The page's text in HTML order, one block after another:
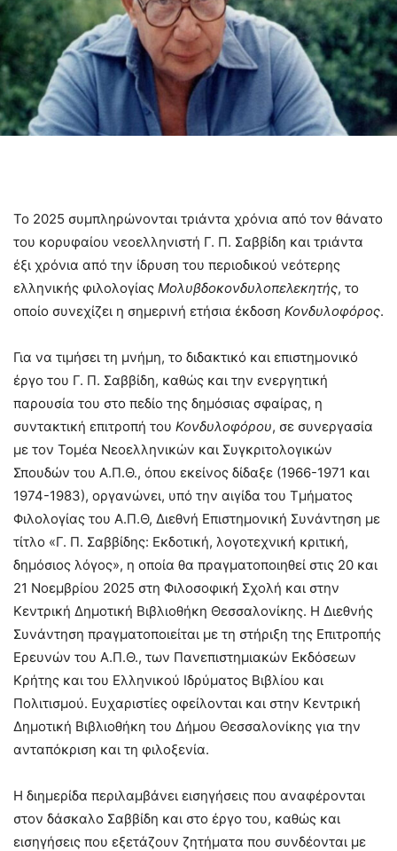
Το 2025 συμπληρώνονται τριάντα χρόνια από τον θάνατο
του κορυφαίου νεοελληνιστή Γ. Π. Σαββίδη και τριάντα
έξι χρόνια από την ίδρυση του περιοδικού νεότερης
ελληνικής φιλολογίας Μολυβδοκονδυλοπελεκητής, το
οποίο συνεχίζει η σημερινή ετήσια έκδοση Κονδυλοφόρος.
Για να τιμήσει τη μνήμη, το διδακτικό και επιστημονικό
έργο του Γ. Π. Σαββίδη, καθώς και την ενεργητική
παρουσία του στο πεδίο της δημόσιας σφαίρας, η
συντακτική επιτροπή του Κονδυλοφόρου, σε συνεργασία
με τον Τομέα Νεοελληνικών και Συγκριτολογικών
Σπουδών του Α.Π.Θ., όπου εκείνος δίδαξε (1966-1971 και
1974-1983), οργανώνει, υπό την αιγίδα του Τμήματος
Φιλολογίας του Α.Π.Θ, Διεθνή Επιστημονική Συνάντηση με
τίτλο «Γ. Π. Σαββίδης: Εκδοτική, λογοτεχνική κριτική,
δημόσιος λόγος», η οποία θα πραγματοποιηθεί στις 20 και
21 Νοεμβρίου 2025 στη Φιλοσοφική Σχολή και στην
Κεντρική Δημοτική Βιβλιοθήκη Θεσσαλονίκης. Η Διεθνής
Συνάντηση πραγματοποιείται με τη στήριξη της Επιτροπής
Ερευνών του Α.Π.Θ., των Πανεπιστημιακών Εκδόσεων
Κρήτης και του Ελληνικού Ιδρύματος Βιβλίου και
Πολιτισμού. Ευχαριστίες οφείλονται και στην Κεντρική
Δημοτική Βιβλιοθήκη του Δήμου Θεσσαλονίκης για την
ανταπόκριση και τη φιλοξενία.
Η διημερίδα περιλαμβάνει εισηγήσεις που αναφέρονται
στον δάσκαλο Σαββίδη και στο έργο του, καθώς και
εισηγήσεις που εξετάζουν ζητήματα που συνδέονται με